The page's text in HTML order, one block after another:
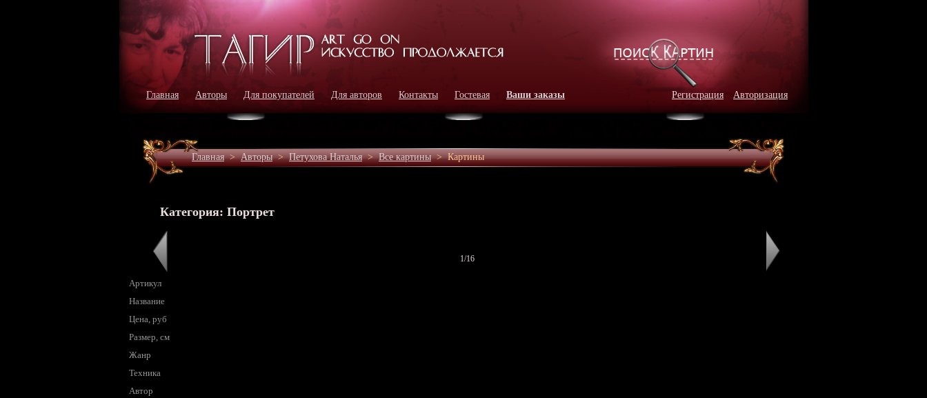
Главная Авторы Для покупателей Для авторов Контакты Гостевая Ваши заказы Регистрация Авторизация
Главная>Авторы>Петухова Наталья>Все картины>Картины
Категория: Портрет
1/16
Артикул
Название
Цена, руб
Размер, см
Жанр
Техника
Автор